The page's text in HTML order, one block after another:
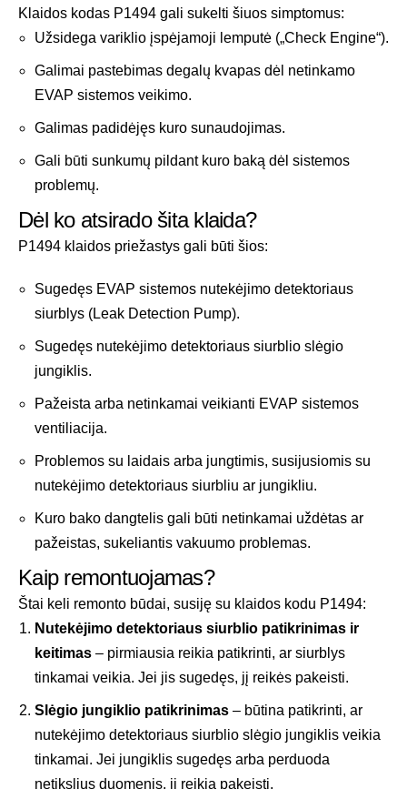
Klaidos kodas P1494 gali sukelti šiuos simptomus:
Užsidega variklio įspėjamoji lemputė („Check Engine“).
Galimai pastebimas degalų kvapas dėl netinkamo
EVAP sistemos veikimo.
Galimas padidėjęs kuro sunaudojimas.
Gali būti sunkumų pildant kuro baką dėl sistemos
problemų.
Dėl ko atsirado šita klaida?
P1494 klaidos priežastys gali būti šios:
Sugedęs EVAP sistemos nutekėjimo detektoriaus
siurblys (Leak Detection Pump).
Sugedęs nutekėjimo detektoriaus siurblio slėgio
jungiklis.
Pažeista arba netinkamai veikianti EVAP sistemos
ventiliacija.
Problemos su laidais arba jungtimis, susijusiomis su
nutekėjimo detektoriaus siurbliu ar jungikliu.
Kuro bako dangtelis gali būti netinkamai uždėtas ar
pažeistas, sukeliantis vakuumo problemas.
Kaip remontuojamas?
Štai keli remonto būdai, susiję su klaidos kodu P1494:
Nutekėjimo detektoriaus siurblio patikrinimas ir
keitimas – pirmiausia reikia patikrinti, ar siurblys
tinkamai veikia. Jei jis sugedęs, jį reikės pakeisti.
Slėgio jungiklio patikrinimas – būtina patikrinti, ar
nutekėjimo detektoriaus siurblio slėgio jungiklis veikia
tinkamai. Jei jungiklis sugedęs arba perduoda
netikslius duomenis, jį reikia pakeisti.